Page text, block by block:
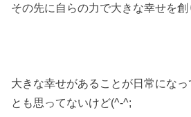
その先に自らの力で大きな幸せを
大きな幸せがあることが日常にな
とも思ってないけど(^-^;